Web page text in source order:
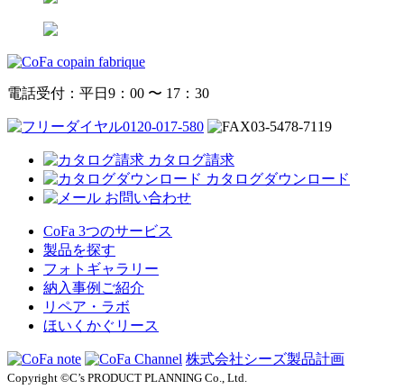
電話受付：平日9：00 〜 17：30
0120-017-580 03-5478-7119
カタログ請求
カタログダウンロード
お問い合わせ
CoFa 3つのサービス
製品を探す
フォトギャラリー
納入事例ご紹介
リペア・ラボ
ほいくかぐリース
株式会社シーズ製品計画
Copyright ©C’s PRODUCT PLANNING Co., Ltd.